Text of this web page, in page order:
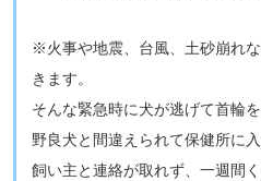
※火事や地震、台風、土砂崩れ
きます。
そんな緊急時に犬が逃げて首輪
野良犬と間違えられて保健所に
飼い主と連絡が取れず、一週間